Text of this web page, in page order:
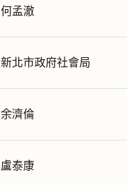
何孟澈
新北市政府社會局
余濟倫
盧泰康